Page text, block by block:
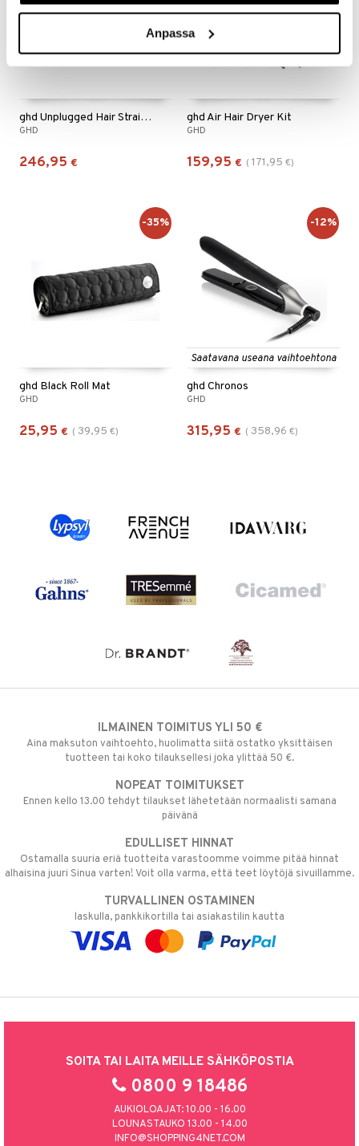
Anpassa
ghd Unplugged Hair Straightener
GHD
246,95 €
ghd Air Hair Dryer Kit
GHD
159,95 € ( 171,95 €)
ghd Black Roll Mat
GHD
25,95 € ( 39,95 €)
-35%
Saatavana useana vaihtoehtona
ghd Chronos
GHD
315,95 € ( 358,96 €)
-12%
ILMAINEN TOIMITUS YLI 50 €
Aina maksuton vaihtoehto, huolimatta siitä ostatko yksittäisen
tuotteen tai koko tilauksellesi joka ylittää 50 €.
NOPEAT TOIMITUKSET
Ennen kello 13.00 tehdyt tilaukset lähetetään normaalisti samana
päivänä
EDULLISET HINNAT
Ostamalla suuria eriä tuotteita varastoomme voimme pitää hinnat
alhaisina juuri Sinua varten! Voit olla varma, että teet löytöjä sivuillamme.
TURVALLINEN OSTAMINEN
laskulla, pankkikortilla tai asiakastilin kautta
SOITA TAI LAITA MEILLE SÄHKÖPOSTIA
0800 9 18486
AUKIOLOAJAT: 10.00 - 16.00
LOUNASTAUKO 13.00 - 14.00
INFO@SHOPPING4NET.COM